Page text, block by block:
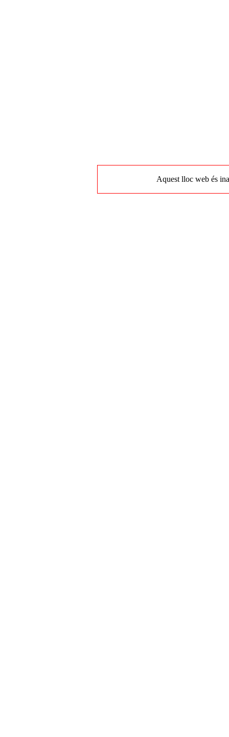
Aquest lloc web és